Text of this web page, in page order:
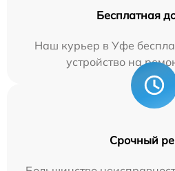
Бесплатная
Наш курьер в Уфе
устройство на
Срочный